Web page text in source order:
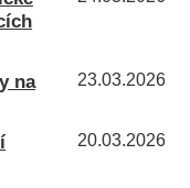
23.03.2026
na
20.03.2026